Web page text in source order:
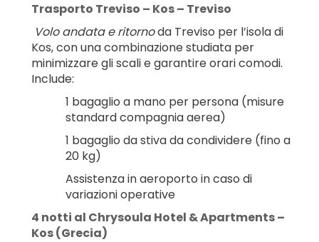
Trasporto Treviso – Kos – Treviso
Volo andata e ritorno da Treviso per l’isola di
Kos, con una combinazione studiata per
minimizzare gli scali e garantire orari comodi.
Include:
1 bagaglio a mano per persona (misure
standard compagnia aerea)
1 bagaglio da stiva da condividere (fino a
20 kg)
Assistenza in aeroporto in caso di
variazioni operative
4 notti al Chrysoula Hotel & Apartments –
Kos (Grecia)